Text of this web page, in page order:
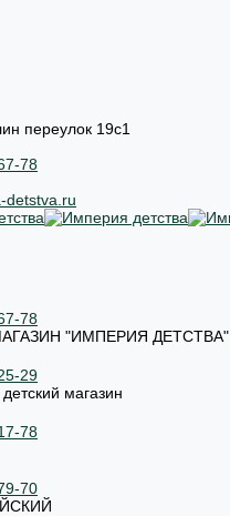
переулок 19с1
78
detstva.ru
78
"ИМПЕРИЯ ДЕТСТВА"
29
магазин
78
70